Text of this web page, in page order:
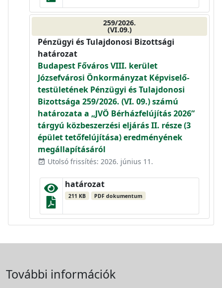
259/2026.
(VI.09.)
Pénzügyi és Tulajdonosi Bizottsági
határozat
Budapest Főváros VIII. kerület
Józsefvárosi Önkormányzat Képviselő-
testületének Pénzügyi és Tulajdonosi
Bizottsága 259/2026. (VI. 09.) számú
határozata a „JVÖ Bérházfelújítás 2026”
tárgyú közbeszerzési eljárás II. része (3
épület tetőfelújítása) eredményének
megállapításáról
event_available Utolsó frissítés: 2026. június 11.
határozat
211 KB PDF dokumentum
További információk